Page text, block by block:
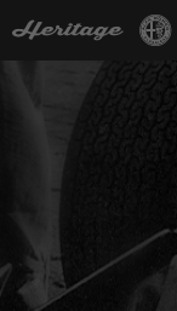
Cambia Lingua: